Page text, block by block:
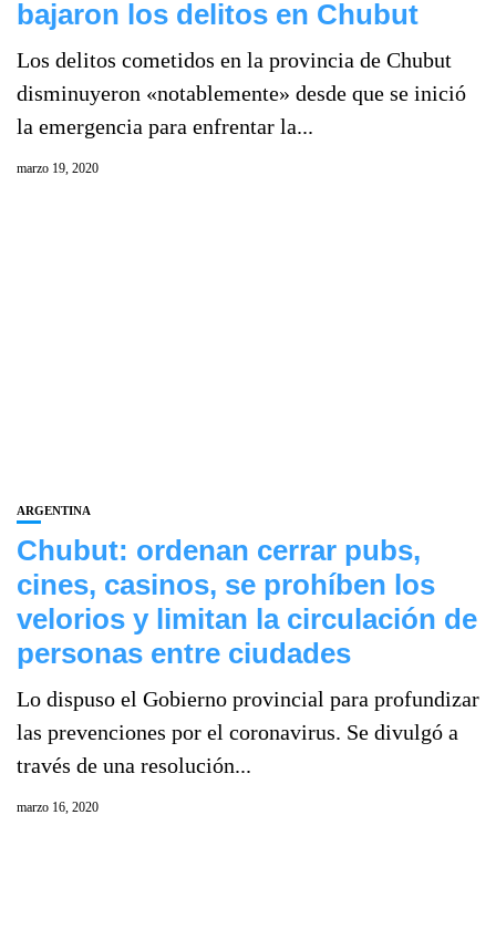
bajaron los delitos en Chubut
Los delitos cometidos en la provincia de Chubut
disminuyeron «notablemente» desde que se inició
la emergencia para enfrentar la...
marzo 19, 2020
ARGENTINA
Chubut: ordenan cerrar pubs,
cines, casinos, se prohíben los
velorios y limitan la circulación de
personas entre ciudades
Lo dispuso el Gobierno provincial para profundizar
las prevenciones por el coronavirus. Se divulgó a
través de una resolución...
marzo 16, 2020